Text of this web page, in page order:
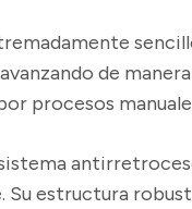
de
procesos
Su estructura